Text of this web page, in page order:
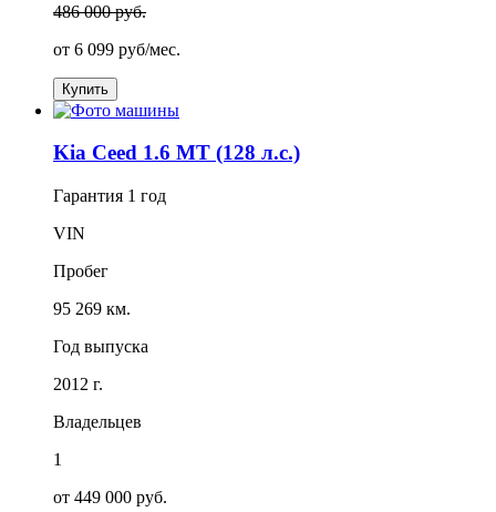
486 000 руб.
от 6 099 руб/мес.
Купить
Kia Ceed 1.6 MT (128 л.с.)
Гарантия 1 год
VIN
Пробег
95 269 км.
Год выпуска
2012 г.
Владельцев
1
от 449 000 руб.